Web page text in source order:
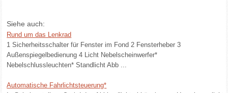
Siehe auch:
Rund um das Lenkrad
1 Sicherheitsschalter für Fenster im Fond 2 Fensterheber 3
Außenspiegelbedienung 4 Licht Nebelscheinwerfer*
Nebelschlussleuchten* Standlicht Abb ...
Automatische Fahrlichtsteuerung*